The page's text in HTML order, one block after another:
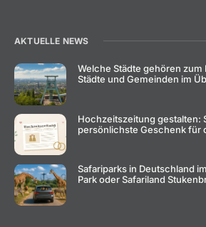
AKTUELLE NEWS
Welche Städte gehören zum
Städte und Gemeinden im
Hochzeitszeitung gestalten:
persönlichste Geschenk für
Safariparks in Deutschland
Park oder Safariland